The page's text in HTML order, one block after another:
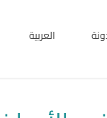
العربية